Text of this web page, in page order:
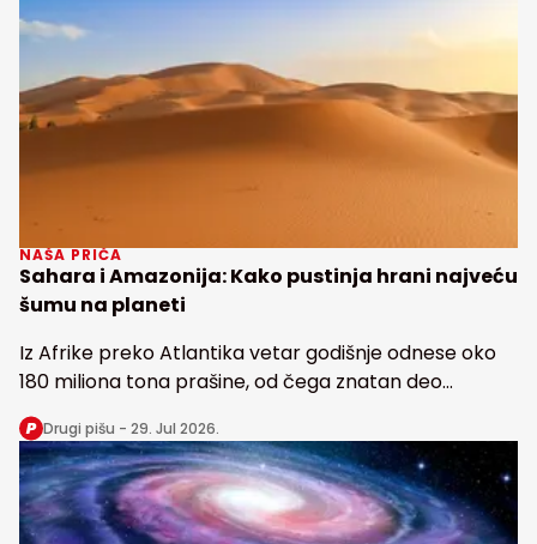
NAŠA PRIČA
Sahara i Amazonija: Kako pustinja hrani najveću
šumu na planeti
Iz Afrike preko Atlantika vetar godišnje odnese oko
180 miliona tona prašine, od čega znatan deo
snabdeva fosforom najveću tropsku kišnu šumu na
Zemlji
Drugi pišu - 29. Jul 2026.